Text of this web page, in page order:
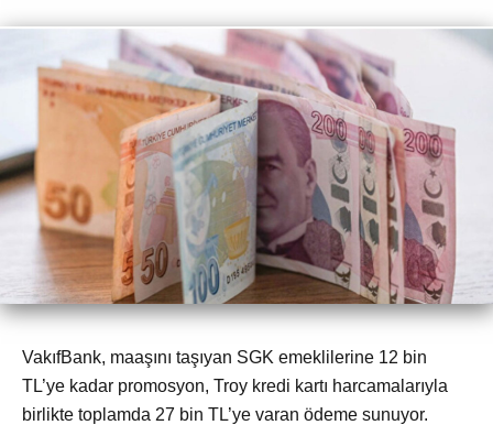
VakıfBank, maaşını taşıyan SGK emeklilerine 12 bin
TL’ye kadar promosyon, Troy kredi kartı harcamalarıyla
birlikte toplamda 27 bin TL’ye varan ödeme sunuyor.